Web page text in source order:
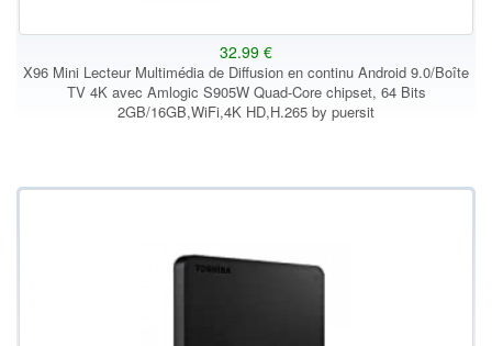
32.99 €
X96 Mini Lecteur Multimédia de Diffusion en continu Android 9.0/Boîte
TV 4K avec Amlogic S905W Quad-Core chipset, 64 Bits
2GB/16GB,WiFi,4K HD,H.265 by puersit